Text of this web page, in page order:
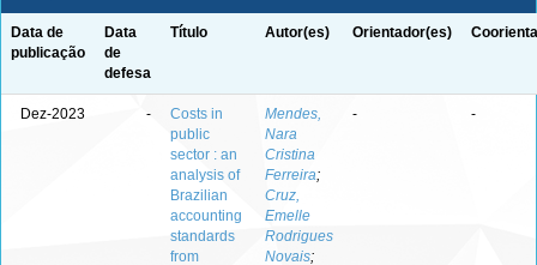
Data de
publicação
Data
de
defesa
Título Autor(es) Orientador(es)
Dez-2023 -
Costs in
public
sector : an
analysis of
Brazilian
accounting
standards
from
Mendes,
Nara
Cristina
Ferreira;
Cruz,
Emelle
Rodrigues
Novais;
- -